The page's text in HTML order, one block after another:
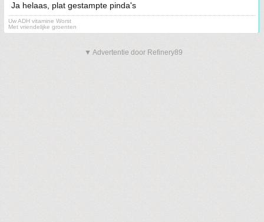
Ja helaas, plat gestampte pinda's
Uw ADH vitamine Worst
Met vriendelijke groenten
▼ Advertentie door Refinery89